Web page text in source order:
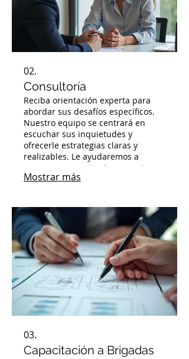
02.
Consultoría
Reciba orientación experta para
abordar sus desafíos específicos.
Nuestro equipo se centrará en
escuchar sus inquietudes y
ofrecerle estrategias claras y
realizables. Le ayudaremos a
navegar por sus opciones y a tomar
las mejores decisiones.
Mostrar más
03.
Capacitación a Brigadas